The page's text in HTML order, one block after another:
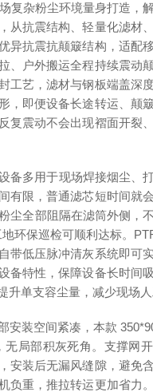
复杂粉尘环境量身打造，
从抗震结构、轻量化滤材
异抗震抗颠簸结构，适配
、户外搬运全程持续震动
工艺，滤材与钢板端盖深
，即便设备长途转运、颠
复震动不会出现褶面开裂
备多用于现场焊接烟尘、
限，普通滤芯短时间就
尘全部阻隔在滤筒外侧，
环保巡检可顺利达标。
带低压脉冲清灰系统即可
备特性，保障设备长时间
单支容尘量，减少现场人
装空间紧凑，本款
局部积灰死角。支撑网
安装后无漏风缝隙，避免
负重，推拉转运更加省力